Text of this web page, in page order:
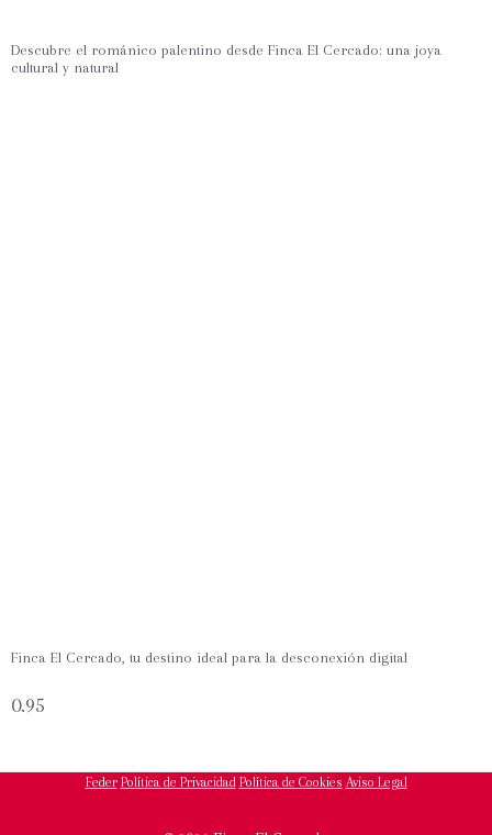
Descubre el románico palentino desde Finca El Cercado: una joya
cultural y natural
Finca El Cercado, tu destino ideal para la desconexión digital
Feder Política de Privacidad Política de Cookies Aviso Legal